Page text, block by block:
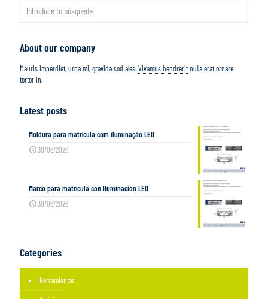
About our company
Mauris imperdiet, urna mi, gravida sod ales.Vivamus hendreritnulla erat ornare
tortor in.
Latest posts
Moldura para matrícula com iluminação LED
30/06/2026
Marco para matrícula con Iluminación LED
30/06/2026
Categories
Herramientas